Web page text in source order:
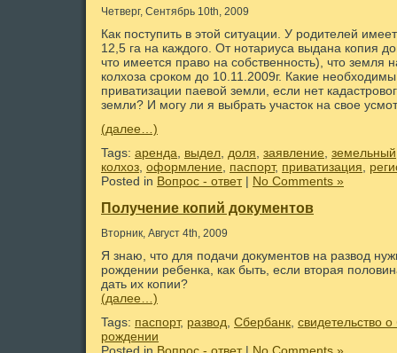
Четверг, Сентябрь 10th, 2009
Как поступить в этой ситуации. У родителей
12,5 га на каждого. От нотариуса выдана копия
что имеется право на собственность), что земля
колхоза сроком до 10.11.2009г. Какие
приватизации паевой земли, если нет
земли? И могу ли я выбрать участок на свое
(далее…)
Tags: аренда выдел доля заявление земельный
колхоз оформление паспорт, приватизация
Posted in Вопрос - ответ| No Comments »
Получение копий документов
Вторник, Август 4th, 2009
Я знаю, что для подачи документов на развод
рождении ребенка, как быть, если вторая
дать их копии?
(далее…)
Tags: паспорт, развод, Сбербанк, свидетельство о
рождении